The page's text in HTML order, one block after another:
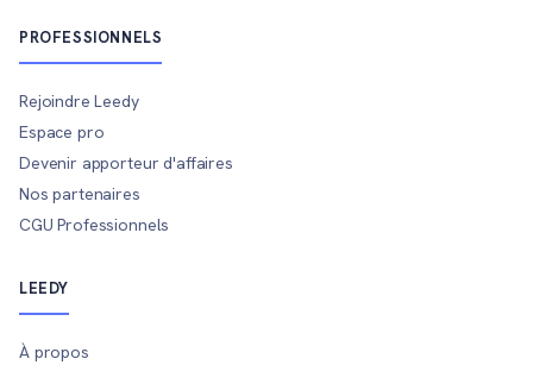
PROFESSIONNELS
Rejoindre Leedy
Espace pro
Devenir apporteur d'affaires
Nos partenaires
CGU Professionnels
LEEDY
À propos